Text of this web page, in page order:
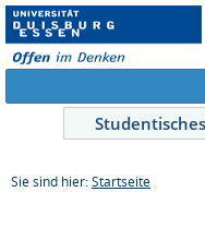
Sie sind hier: Startseite